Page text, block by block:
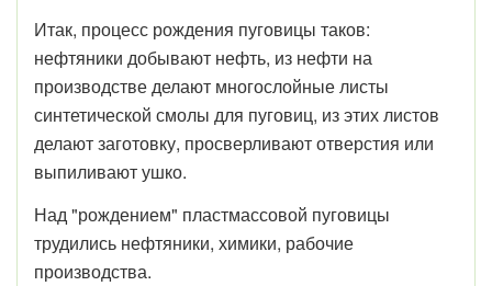
Итак, процесс рождения пуговицы таков:
нефтяники добывают нефть, из нефти на
производстве делают многослойные листы
синтетической смолы для пуговиц, из этих листов
делают заготовку, просверливают отверстия или
выпиливают ушко.
Над "рождением" пластмассовой пуговицы
трудились нефтяники, химики, рабочие
производства.